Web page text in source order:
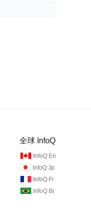
全球 InfoQ
InfoQ En
InfoQ Jp
InfoQ Fr
InfoQ Br